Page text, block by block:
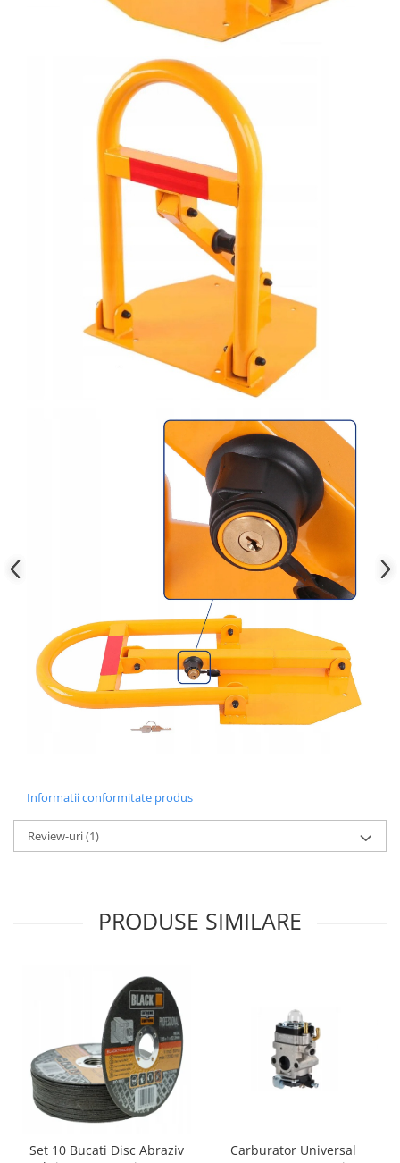
Informatii conformitate produs
Review-uri(1)
PRODUSE SIMILARE
Set 10 Bucati Disc Abraziv
Carburator Universal